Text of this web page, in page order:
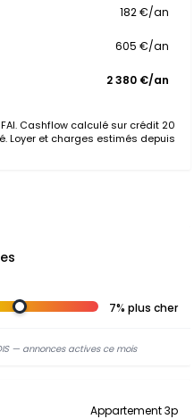
182 €/an
605 €/an
2 380 €/an
Cashflow calculé sur crédit 20
Loyer et charges estimés depuis
7% plus cher
— annonces actives ce mois
Appartement 3p